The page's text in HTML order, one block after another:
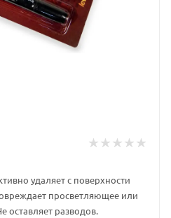
удаляет с поверхности
просветляющее или
оставляет разводов.